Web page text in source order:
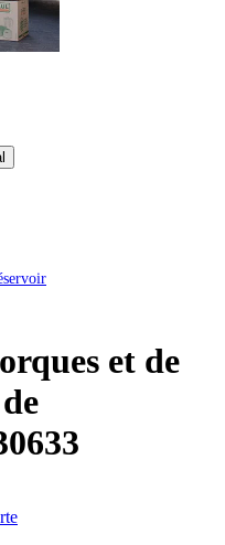
et de